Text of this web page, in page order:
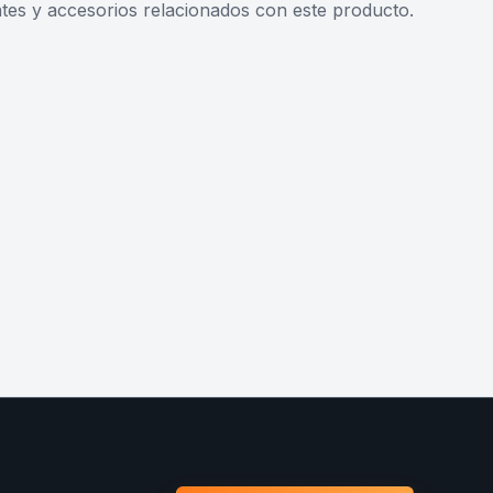
y accesorios relacionados con este producto.